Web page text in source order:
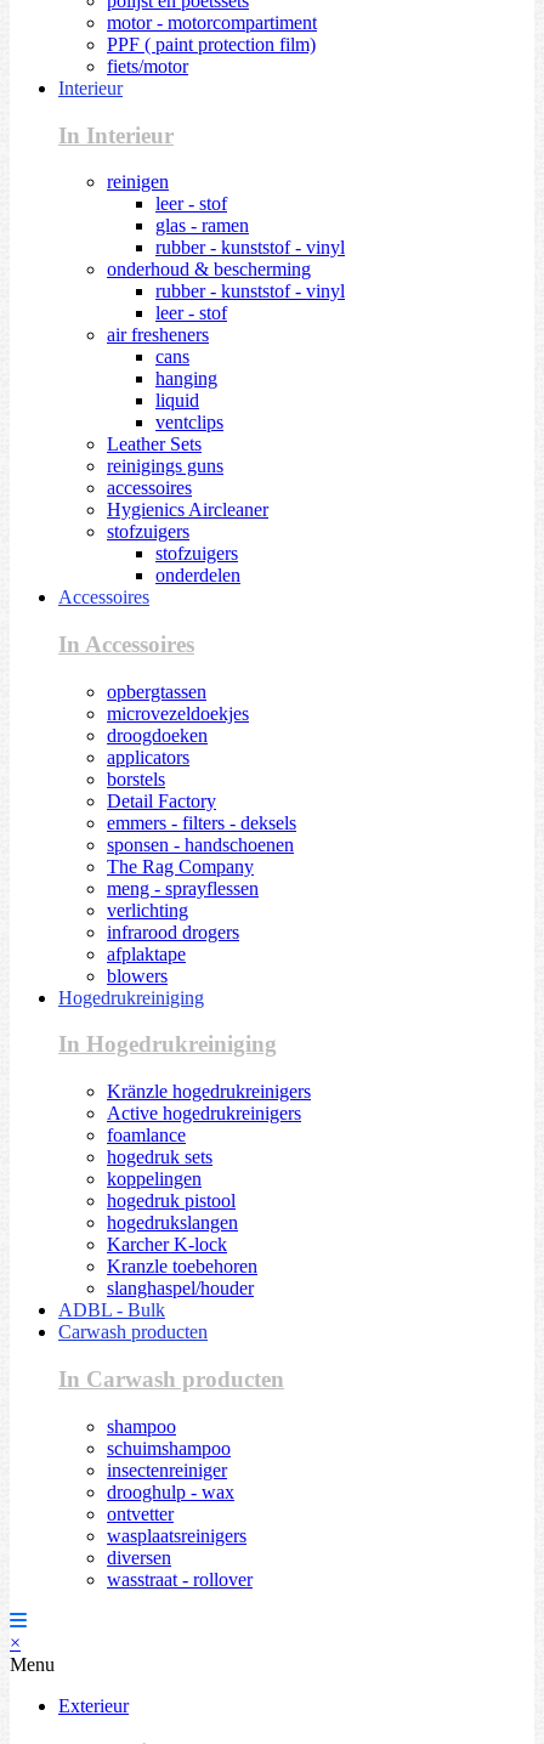
motor - motorcompartiment
PPF ( paint protection film)
fiets/motor
Interieur
In Interieur
reinigen
leer - stof
glas - ramen
rubber - kunststof - vinyl
onderhoud & bescherming
rubber - kunststof - vinyl
leer - stof
air fresheners
cans
hanging
liquid
ventclips
Leather Sets
reinigings guns
accessoires
Hygienics Aircleaner
stofzuigers
stofzuigers
onderdelen
Accessoires
In Accessoires
opbergtassen
microvezeldoekjes
droogdoeken
applicators
borstels
Detail Factory
emmers - filters - deksels
sponsen - handschoenen
The Rag Company
meng - sprayflessen
verlichting
infrarood drogers
afplaktape
blowers
Hogedrukreiniging
In Hogedrukreiniging
Kränzle hogedrukreinigers
Active hogedrukreinigers
foamlance
hogedruk sets
koppelingen
hogedruk pistool
hogedrukslangen
Karcher K-lock
Kranzle toebehoren
slanghaspel/houder
ADBL - Bulk
Carwash producten
In Carwash producten
shampoo
schuimshampoo
insectenreiniger
drooghulp - wax
ontvetter
wasplaatsreinigers
diversen
wasstraat - rollover
×
Menu
Exterieur